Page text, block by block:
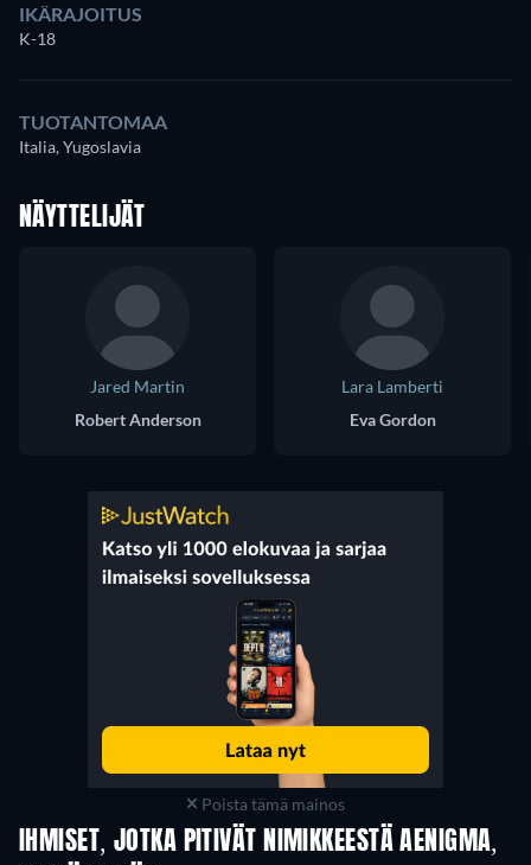
IKÄRAJOITUS
K-18
TUOTANTOMAA
Italia, Yugoslavia
NÄYTTELIJÄT
Jared Martin
Robert Anderson
Lara Lamberti
Eva Gordon
Poista tämä mainos
IHMISET, JOTKA PITIVÄT NIMIKKEESTÄ AENIGMA,